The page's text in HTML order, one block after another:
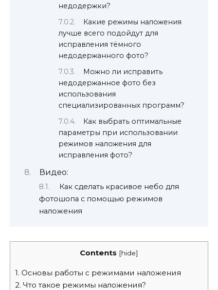
недодержки?
Какие режимы наложения
лучше всего подойдут для
исправления тёмного
недодержанного фото?
Можно ли исправить
недодержанное фото без
использования
специализированных программ?
Как выбрать оптимальные
параметры при использовании
режимов наложения для
исправления фото?
Видео:
Как сделать красивое небо для
фотошопа с помощью режимов
наложения
Contents [hide]
1. Основы работы с режимами наложения
2. Что такое режимы наложения?